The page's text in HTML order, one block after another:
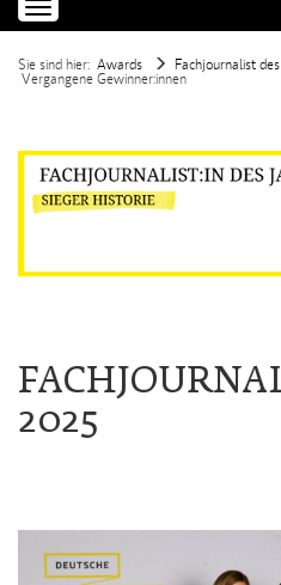
Toggle
navigation
Sie sind hier: Awards Fachjournalist des
Vergangene Gewinner:innen
2025